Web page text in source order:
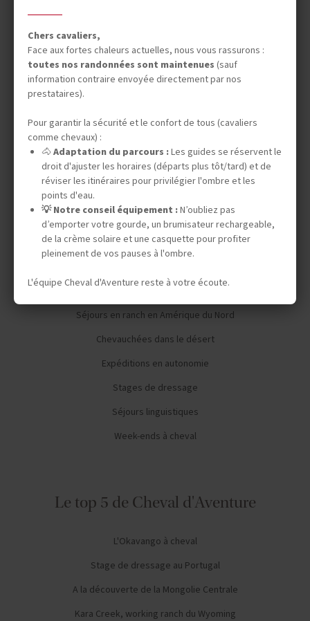
LINGUISTIQUE EN
ESPAGNE
DÉPARTS GARANTIS
09 août 2026
Vos envies
Séjours en ranch en Amérique du Nord
Chevauchées dans le désert
Expéditions en autonomie
Stages de dressage
Séjours linguistiques
Week-ends à cheval
Le top 5 de Cheval d'Aventure
L'Okavango à cheval
Stage de dressage au Portugal
A la découverte de la Mongolie Centrale
Kara Creek, working ranch du Wyoming
Chers cavaliers,
Face aux fortes chaleurs actuelles, nous vous rassurons :
toutes nos randonnées sont maintenues (sauf
information contraire envoyée directement par nos
prestataires).
Pour garantir la sécurité et le confort de tous (cavaliers
comme chevaux) :
🐴 Adaptation du parcours :Les guides se réservent le
droit d'ajuster les horaires (départs plus tôt/tard) et de
réviser les itinéraires pour privilégier l'ombre et les
points d'eau.
💡 Notre conseil équipement :N’oubliez pas
d’emporter votre gourde, un brumisateur rechargeable,
de la crème solaire et une casquette pour profiter
pleinement de vos pauses à l'ombre.
L'équipe Cheval d'Aventure reste à votre écoute.